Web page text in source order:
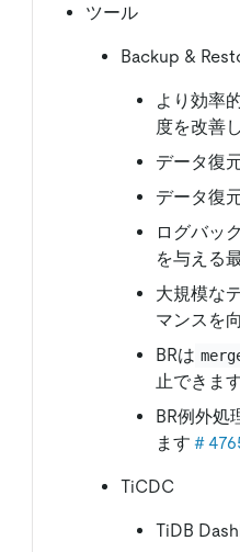
ツール
Backup &
より効率
度を改善
データ復
データ復
ログバッ
を与える
大規模な
マンスを
BRは
止できま
BR例外処
ます ＃
TiCDC
TiDB